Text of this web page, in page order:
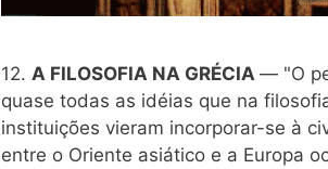
12. A FILOSOFIA NA GRÉCIA — "O
quase todas as idéias que na
instituições vieram incorporar-se à
entre o Oriente asiático e a Europa